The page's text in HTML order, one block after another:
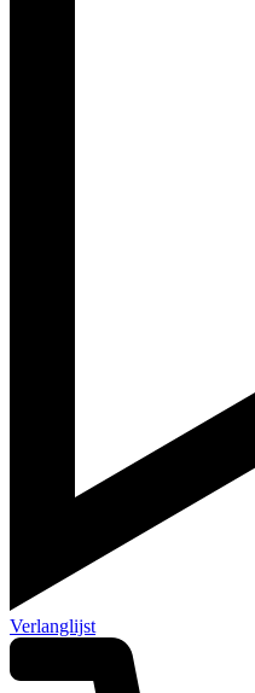
Verlanglijst